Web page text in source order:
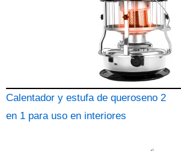
Calentador y estufa de queroseno 2
en 1 para uso en interiores